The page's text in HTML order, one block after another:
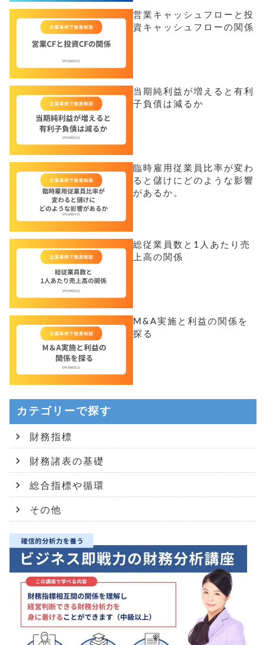
営業キャッシュフローと投
資キャッシュフローの関係
当期純利益が増えると有利
子負債は減るか
臨時雇用従業員比率が変わ
ると儲けにどのような影響
があるか。
総従業員数と1人あたり売
上高の関係
M&A実施と利益の関係を
探る
カテゴリーで探す
財務指標
財務諸表の基礎
総合指標や循環
その他